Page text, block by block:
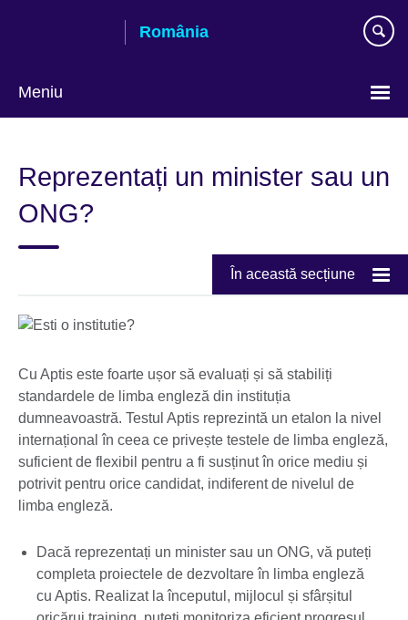
România
Meniu
Reprezentați un minister sau un
ONG?
În această secțiune
Cu Aptis este foarte ușor să evaluați și să stabiliți
standardele de limba engleză din instituția
dumneavoastră. Testul Aptis reprezintă un etalon la nivel
internațional în ceea ce privește testele de limba engleză,
suficient de flexibil pentru a fi susținut în orice mediu și
potrivit pentru orice candidat, indiferent de nivelul de
limba engleză.
Dacă reprezentați un minister sau un ONG, vă puteți
completa proiectele de dezvoltare în limba engleză
cu Aptis. Realizat la începutul, mijlocul și sfârșitul